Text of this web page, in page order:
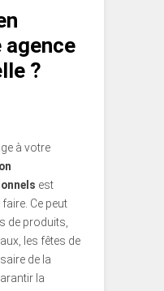
?
à votre
est
Ce peut
de produits,
les fêtes de
de la
la